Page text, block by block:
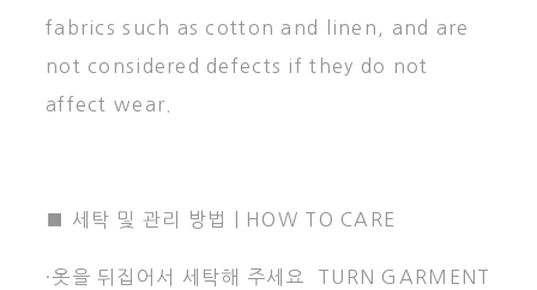
fabrics such as cotton and linen, and are
not considered defects if they do not
affect wear.
■ 세탁 및 관리 방법 | HOW TO CARE
·옷을 뒤집어서 세탁해 주세요 TURN GARMENT